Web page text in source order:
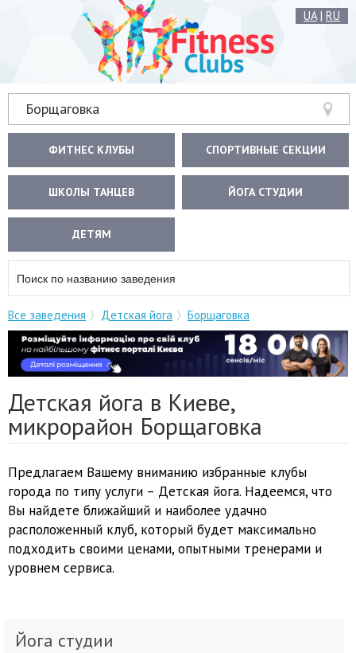
UA| RU
Борщаговка
ФИТНЕС КЛУБЫ СПОРТИВНЫЕ СЕКЦИИ
ШКОЛЫ ТАНЦЕВ ЙОГА СТУДИИ
ДЕТЯМ
Все заведения Детская йога Борщаговка
Детская йога в Киеве,
микрорайон Борщаговка
Предлагаем Вашему вниманию избранные клубы
города по типу услуги – Детская йога. Надеемся, что
Вы найдете ближайший и наиболее удачно
расположенный клуб, который будет максимально
подходить своими ценами, опытными тренерами и
уровнем сервиса.
Йога студии